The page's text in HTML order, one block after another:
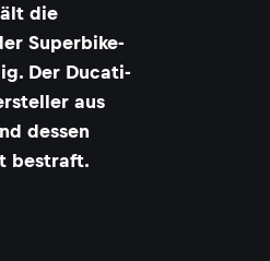
die
Superbike-
Der Ducati-
aus
dessen
bestraft.